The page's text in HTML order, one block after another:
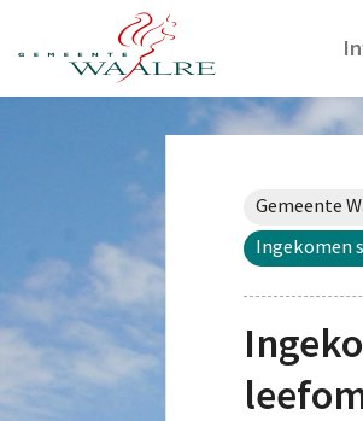
Gemeente
Ingekomen